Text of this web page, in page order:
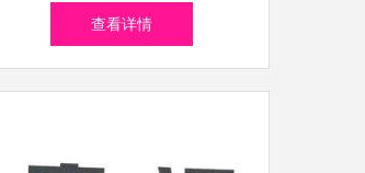
富增长的关键
查看详情